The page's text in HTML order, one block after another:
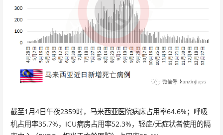
截至1月4日午夜2359时，马来西亚医院病床占用率64.6%；呼吸
机占用率35.7%，ICU病房占用率52.3%，轻症/无症状者使用的隔